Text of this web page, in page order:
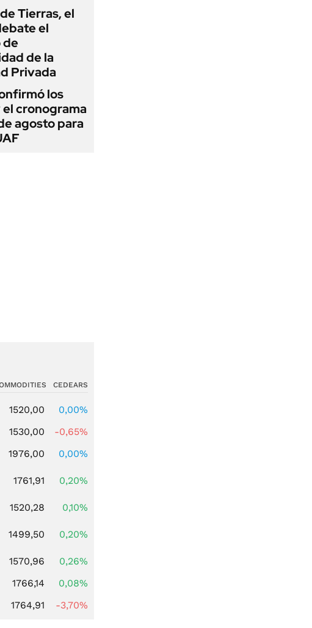
Tierras, el
el
de la
Privada
los
cronograma
agosto para
CEDEARS
1520,00
0,00%
1530,00
-0,65%
1976,00
0,00%
1761,91 0,20%
1520,28
0,10%
1499,50 0,20%
1570,96
0,26%
1766,14
0,08%
1764,91 -3,70%